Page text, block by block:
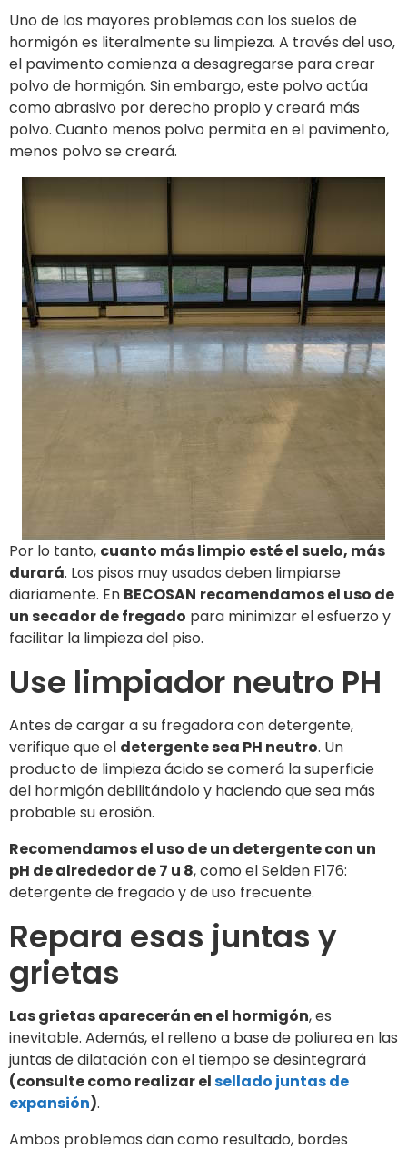
Uno de los mayores problemas con los suelos de
hormigón es literalmente su limpieza. A través del uso,
el pavimento comienza a desagregarse para crear
polvo de hormigón. Sin embargo, este polvo actúa
como abrasivo por derecho propio y creará más
polvo. Cuanto menos polvo permita en el pavimento,
menos polvo se creará.
Por lo tanto, cuanto más limpio esté el suelo, más
durará. Los pisos muy usados ​​deben limpiarse
diariamente. En BECOSAN recomendamos el uso de
un secador de fregado para minimizar el esfuerzo y
facilitar la limpieza del piso.
Use limpiador neutro PH
Antes de cargar a su fregadora con detergente,
verifique que el detergente sea PH neutro. Un
producto de limpieza ácido se comerá la superficie
del hormigón debilitándolo y haciendo que sea más
probable su erosión.
Recomendamos el uso de un detergente con un
pH de alrededor de 7 u 8, como el Selden F176:
detergente de fregado y de uso frecuente.
Repara esas juntas y
grietas
Las grietas aparecerán en el hormigón, es
inevitable. Además, el relleno a base de poliurea en las
juntas de dilatación con el tiempo se desintegrará
(consulte como realizar elsellado juntas de
expansión).
Ambos problemas dan como resultado, bordes